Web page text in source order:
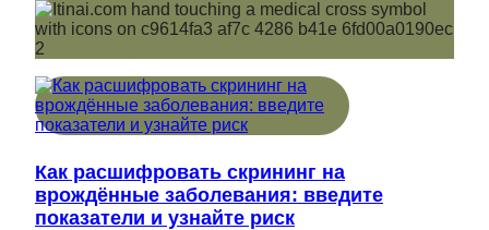
Как расшифровать скрининг на
врождённые заболевания: введите
показатели и узнайте риск